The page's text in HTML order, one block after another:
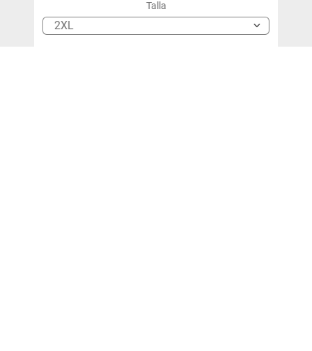
Talla
2XL